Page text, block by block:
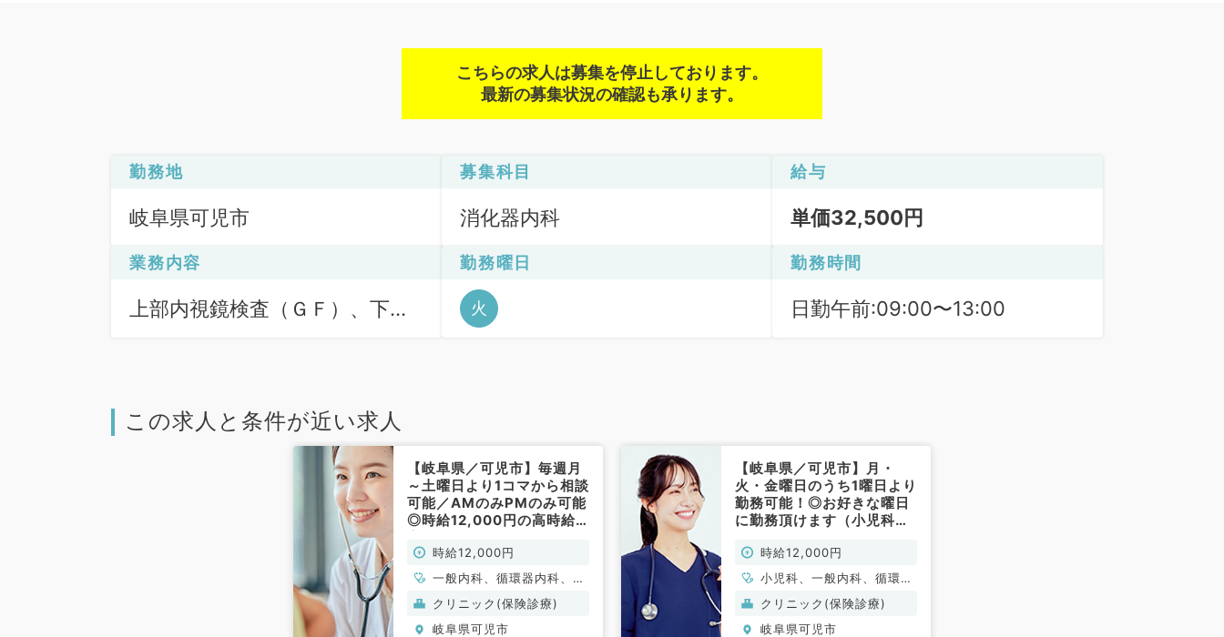
こちらの求人は募集を停止しております。
最新の募集状況の確認も承ります。
勤務地
岐阜県可児市
募集科目
消化器内科
給与
単価32,500円
業務内容
上部内視鏡検査（ＧＦ）、下部
勤務曜日
火
勤務時間
日勤午前:09:00〜13:00
この求人と条件が近い求人
【岐阜県／可児市】毎週月
～土曜日より1コマから相談
可能／AMのみPMのみ可能
◎時給12,000円の高時給
科系／非常勤）
時給12,000円
一般内科、循環器内科、呼
吸器内科、消化器内科、内
分泌・代謝内科
クリニック(保険診療)
岐阜県可児市
【岐阜県／可児市】月・
火・金曜日のうち1曜日より
勤務可能！◎お好きな曜日
に勤務頂けます（小児科／
時給12,000円
小児科、一般内科、循環器
内科、呼吸器内科、消化器
内科、内分泌・代謝内科
クリニック(保険診療)
岐阜県可児市